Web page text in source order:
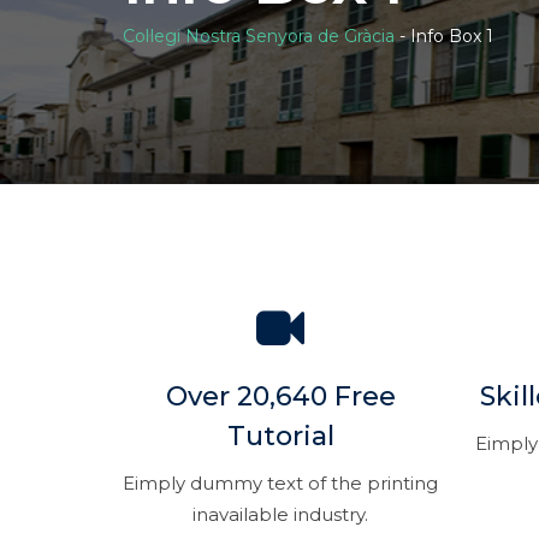
Col·legi Nostra Senyora de Gràcia-Info Box 1
Over 20,640 Free
Tutorial
Eimply dummy text of the printing
inavailable industry.